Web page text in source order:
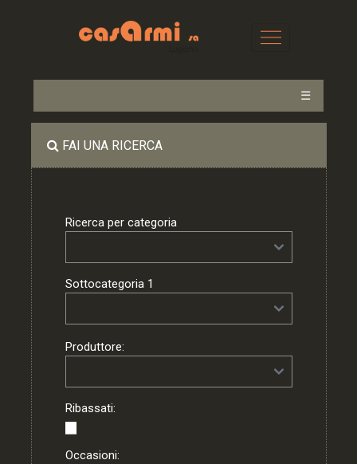
☰
FAI UNA RICERCA
Ricerca per categoria
Sottocategoria 1
Produttore:
Ribassati:
Occasioni: